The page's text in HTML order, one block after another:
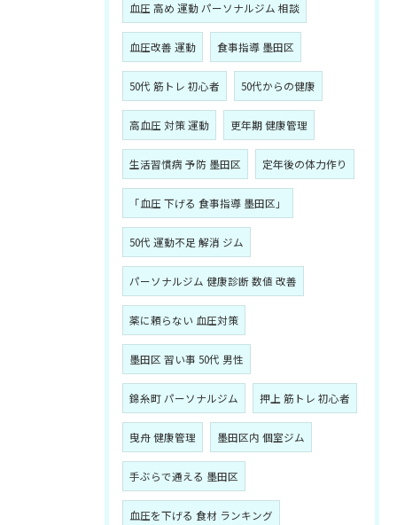
血圧 高め 運動 パーソナルジム 相談
血圧改善 運動 食事指導 墨田区
50代 筋トレ 初心者 50代からの健康
高血圧 対策 運動 更年期 健康管理
生活習慣病 予防 墨田区 定年後の体力作り
「血圧 下げる 食事指導 墨田区」
50代 運動不足 解消 ジム
パーソナルジム 健康診断 数値 改善
薬に頼らない 血圧対策
墨田区 習い事 50代 男性
錦糸町 パーソナルジム 押上 筋トレ 初心者
曳舟 健康管理 墨田区内 個室ジム
手ぶらで通える 墨田区
血圧を下げる 食材 ランキング